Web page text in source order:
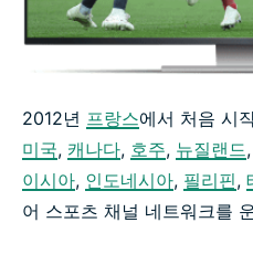
2012년 프랑스에서 처음 시
미국, 캐나다, 호주, 뉴질랜드,
이시아, 인도네시아, 필리핀,
어 스포츠 채널 네트워크를